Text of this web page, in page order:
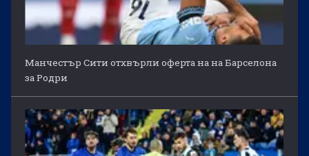
Манчестър Сити отхвърли оферта на на Барселона
за Родри